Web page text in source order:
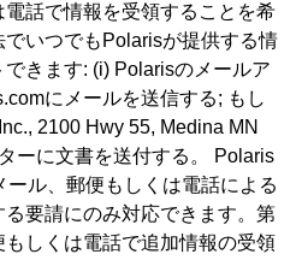
話で情報を受領することを希
いつでもPolarisが提供する情
きます: (i) Polarisのメールア
にメールを送信する; もし
2100 Hwy 55, Medina MN
ーに文書を送付する。 Polaris
ル、郵便もしくは電話による
要請にのみ対応できます。第
しくは電話で追加情報の受領